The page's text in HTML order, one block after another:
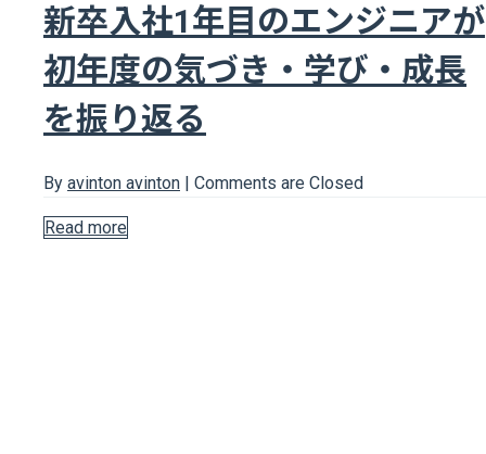
新卒入社1年目のエンジニアが
初年度の気づき・学び・成長
を振り返る
By avinton avinton | Comments are Closed
Read more